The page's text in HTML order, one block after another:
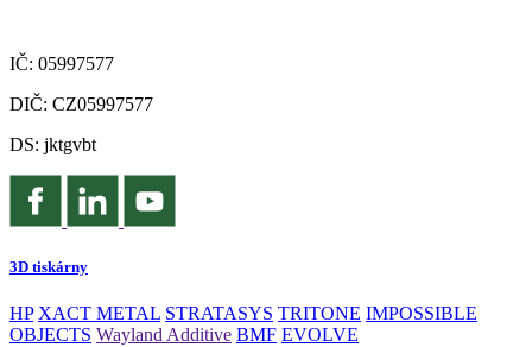
IČ: 05997577
DIČ: CZ05997577
DS: jktgvbt
3D tiskárny
HP XACT METAL STRATASYS TRITONE IMPOSSIBLE
OBJECTS Wayland Additive BMF EVOLVE